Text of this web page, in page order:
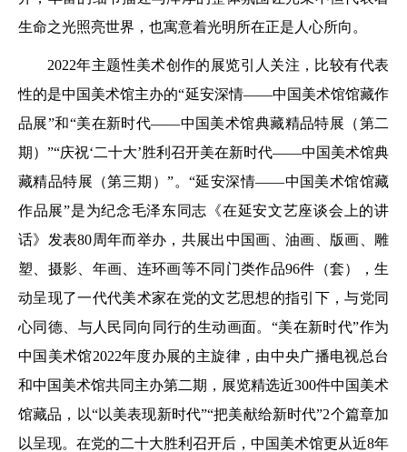
生命之光照亮世界，也寓意着光明所在正是人心所向。
2022年主题性美术创作的展览引人关注，比较有代表
性的是中国美术馆主办的“延安深情——中国美术馆馆藏作
品展”和“美在新时代——中国美术馆典藏精品特展（第二
期）”“庆祝‘二十大’胜利召开美在新时代——中国美术馆典
藏精品特展（第三期）”。“延安深情——中国美术馆馆藏
作品展”是为纪念毛泽东同志《在延安文艺座谈会上的讲
话》发表80周年而举办，共展出中国画、油画、版画、雕
塑、摄影、年画、连环画等不同门类作品96件（套），生
动呈现了一代代美术家在党的文艺思想的指引下，与党同
心同德、与人民同向同行的生动画面。“美在新时代”作为
中国美术馆2022年度办展的主旋律，由中央广播电视总台
和中国美术馆共同主办第二期，展览精选近300件中国美术
馆藏品，以“以美表现新时代”“把美献给新时代”2个篇章加
以呈现。在党的二十大胜利召开后，中国美术馆更从近8年